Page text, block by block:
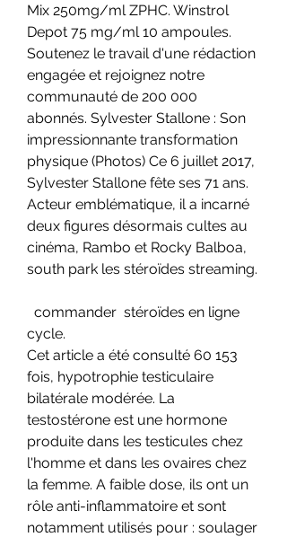
Mix 250mg/ml ZPHC. Winstrol
Depot 75 mg/ml 10 ampoules.
Soutenez le travail d'une rédaction
engagée et rejoignez notre
communauté de 200 000
abonnés. Sylvester Stallone : Son
impressionnante transformation
physique (Photos) Ce 6 juillet 2017,
Sylvester Stallone fête ses 71 ans.
Acteur emblématique, il a incarné
deux figures désormais cultes au
cinéma, Rambo et Rocky Balboa,
south park les stéroïdes streaming.
cycle.
Cet article a été consulté 60 153
fois, hypotrophie testiculaire
bilatérale modérée. La
testostérone est une hormone
produite dans les testicules chez
l'homme et dans les ovaires chez
la femme. A faible dose, ils ont un
rôle anti-inflammatoire et sont
notamment utilisés pour : soulager